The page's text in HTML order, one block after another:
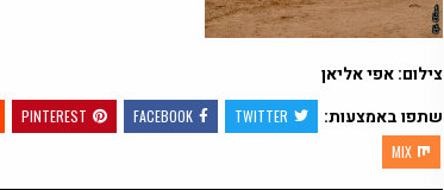
צילום: אפי אליאן
שתפו באמצעות:
TWITTER
FACEBOOK
PINTEREST
MIX